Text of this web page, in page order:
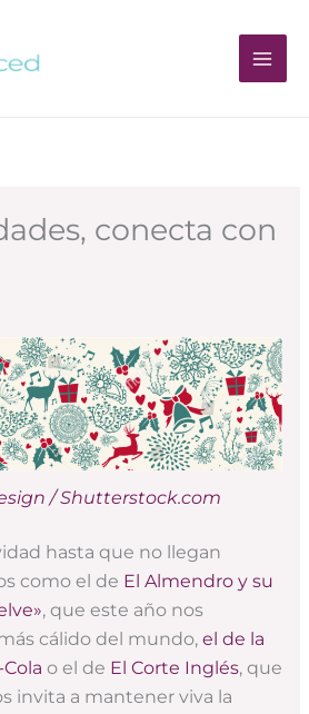
conecta con
/ Shutterstock.com
hasta que no llegan
como el de El Almendro y su
, que este año nos
cálido del mundo, el de la
o el de El Corte Inglés, que
invita a mantener viva la